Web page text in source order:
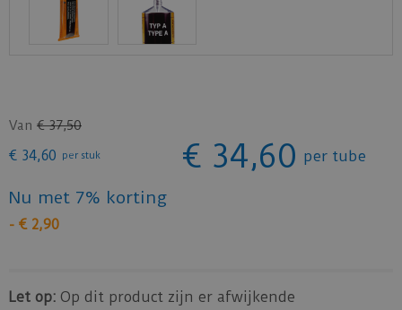
Van € 37,50
€ 34,60 per stuk € 34,60 per tube
Nu met 7% korting
- € 2,90
Let op: Op dit product zijn er afwijkende